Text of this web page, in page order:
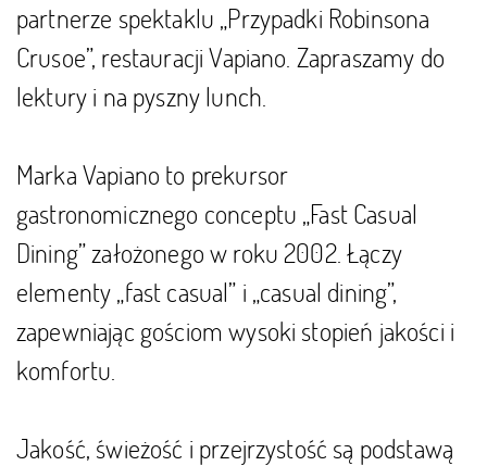
partnerze spektaklu „Przypadki Robinsona
Crusoe”, restauracji Vapiano. Zapraszamy do
lektury i na pyszny lunch.
Marka Vapiano to prekursor
gastronomicznego conceptu „Fast Casual
Dining” założonego w roku 2002. Łączy
elementy „fast casual” i „casual dining”,
zapewniając gościom wysoki stopień jakości i
komfortu.
Jakość, świeżość i przejrzystość są podstawą